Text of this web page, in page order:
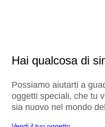
Hai qualcosa di
Possiamo aiutarti a
oggetti speciali, che tu
sia nuovo nel mondo